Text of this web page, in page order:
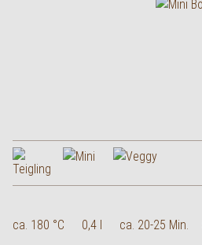
ca. 180 °C 0,4 l ca. 20-25 Min.